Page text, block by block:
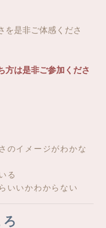
を是非ご体感くださ
は是非ご参加くださ
のイメージがわかな
る
いいかわからない